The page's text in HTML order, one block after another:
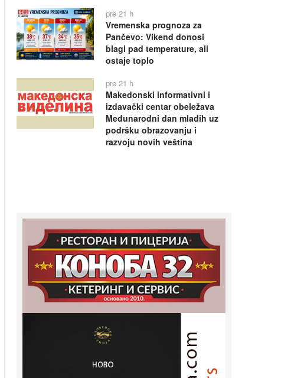
pre 21 h
Vremenska prognoza za
Pančevo: Vikend donosi
blagi pad temperature, ali
ostaje toplo
pre 21 h
Makedonski informativni i
izdavački centar obeležava
Međunarodni dan mladih uz
podršku obrazovanju i
razvoju novih veština